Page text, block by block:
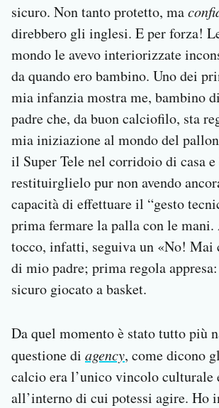
sicuro. Non tanto protetto, ma
direbbero gli inglesi. E per forza!
mondo le avevo interiorizzate
da quando ero bambino. Uno dei
mia infanzia mostra me, bambino
padre che, da buon calciofilo, sta
mia iniziazione al mondo del
il Super Tele nel corridoio di casa
restituirglielo pur non avendo
capacità di effettuare il “gesto
prima fermare la palla con le
tocco, infatti, seguiva un «No! Mai
di mio padre; prima regola
sicuro giocato a basket.
Da quel momento è stato tutto più
questione di agency, come dicono
calcio era l’unico vincolo culturale
all’interno di cui potessi agire. Ho